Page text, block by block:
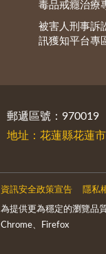
毒品戒癮治療
被害人刑事訴
訊獲知平台專
郵遞區號：970019
地址：花蓮縣花蓮
資訊安全政策宣告 隱私
為提供更為穩定的瀏覽品
Chrome、Firefox